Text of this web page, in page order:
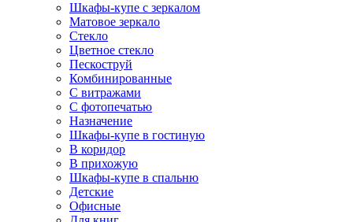
Шкафы-купе с зеркалом
Матовое зеркало
Стекло
Цветное стекло
Пескоструй
Комбинированные
С витражами
С фотопечатью
Назначение
Шкафы-купе в гостиную
В коридор
В прихожую
Шкафы-купе в спальню
Детские
Офисные